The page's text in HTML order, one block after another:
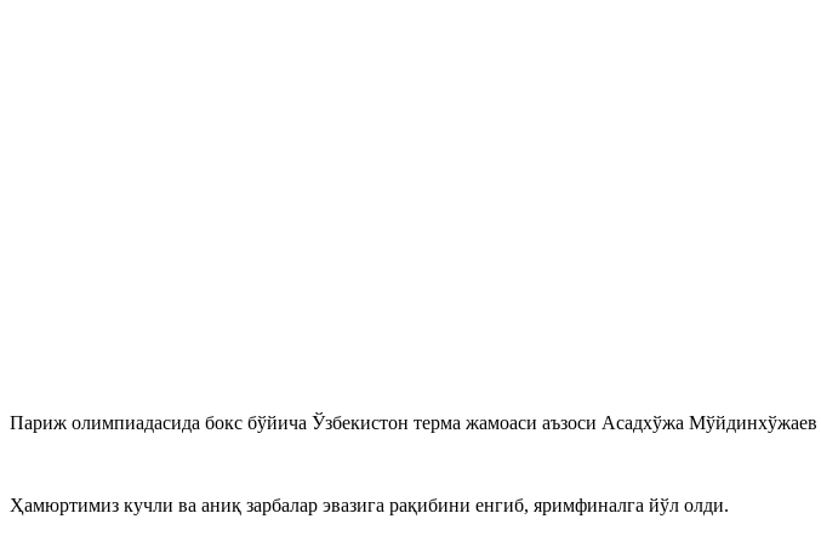
Париж олимпиадасида бокс бўйича Ўзбекистон терма жамоаси аъзоси Асадхўжа
Ҳамюртимиз кучли ва аниқ зарбалар эвазига рақибини енгиб, яримфиналга йўл олди.